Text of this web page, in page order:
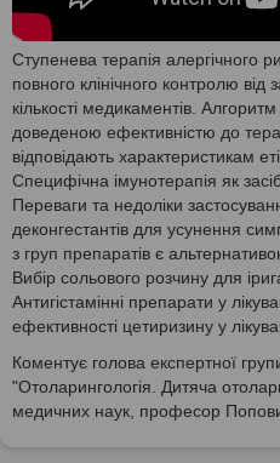
Ступенева терапія алергічного
повного клінічного контролю
кількості медикаментів.
доведеною ефективністю до
відповідають характеристикам
Специфічна імунотерапія як
Переваги та недоліки
деконгестантів для усунення
з груп препаратів є
Вибір сольового розчину для
Антигістамінні препарати у
ефективності цетиризину у
Коментує голова експертної
"Отоларингологія. Дитяча
медичних наук, професор